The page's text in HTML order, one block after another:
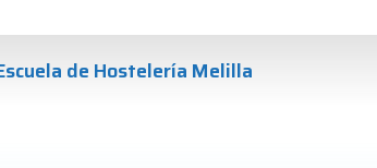
de Hostelería Melilla